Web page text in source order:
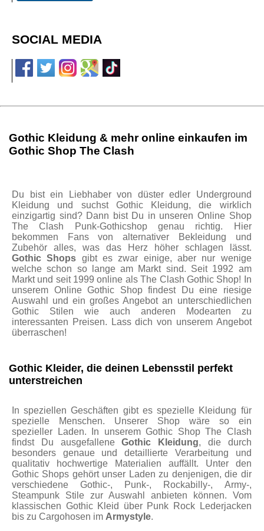
SOCIAL MEDIA
Gothic Kleidung & mehr online einkaufen im
Gothic Shop The Clash
Du bist ein Liebhaber von düster edler Underground
Kleidung und suchst Gothic Kleidung, die wirklich
einzigartig sind? Dann bist Du in unseren Online Shop
The Clash Punk-Gothicshop genau richtig. Hier
bekommen Fans von alternativer Bekleidung und
Zubehör alles, was das Herz höher schlagen lässt.
Gothic Shops gibt es zwar einige, aber nur wenige
welche schon so lange am Markt sind. Seit 1992 am
Markt und seit 1999 online als The Clash Gothic Shop! In
unserem Online Gothic Shop findest Du eine riesige
Auswahl und ein großes Angebot an unterschiedlichen
Gothic Stilen wie auch anderen Modearten zu
interessanten Preisen. Lass dich von unserem Angebot
überraschen!
Gothic Kleider, die deinen Lebensstil perfekt
unterstreichen
In speziellen Geschäften gibt es spezielle Kleidung für
spezielle Menschen. Unserer Shop wäre so ein
spezieller Laden. In unserem Gothic Shop The Clash
findst Du ausgefalleneGothic Kleidung, die durch
besonders genaue und detaillierte Verarbeitung und
qualitativ hochwertige Materialien auffällt. Unter den
Gothic Shops gehört unser Laden zu denjenigen, die dir
verschiedene Gothic-, Punk-, Rockabilly-, Army-,
Steampunk Stile zur Auswahl anbieten können. Vom
klassischen Gothic Kleid über Punk Rock Lederjacken
bis zu Cargohosen im Armystyle.